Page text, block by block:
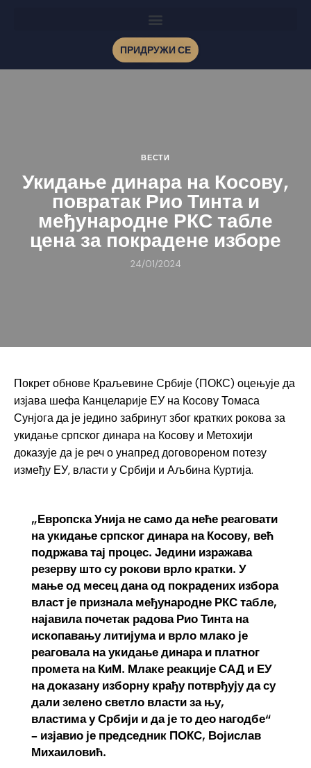
ПРИДРУЖИ СЕ
ВЕСТИ
Укидање динара на Косову,
повратак Рио Тинта и
међународне РКС табле
цена за покрадене изборе
24/01/2024
Покрет обнове Краљевине Србије (ПОКС) оцењује да
изјава шефа Канцеларије ЕУ на Косову Томаса
Сунјога да је једино забринут због кратких рокова за
укидање српског динара на Косову и Метохији
доказује да је реч о унапред договореном потезу
између ЕУ, власти у Србији и Аљбина Куртија.
„Европска Унија не само да неће реаговати
на укидање српског динара на Косову, већ
подржава тај процес. Једини изражава
резерву што су рокови врло кратки. У
мање од месец дана од покрадених избора
власт је признала међународне РКС табле,
најавила почетак радова Рио Тинта на
ископавању литијума и врло млако је
реаговала на укидање динара и платног
промета на КиМ. Млаке реакције САД и ЕУ
на доказану изборну крађу потврђују да су
дали зелено светло власти за њу,
властима у Србији и да је то део нагодбе“
– изјавио је председник ПОКС, Војислав
Михаиловић.